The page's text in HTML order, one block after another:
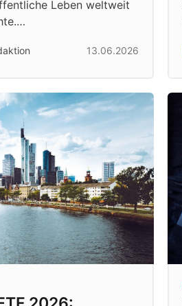
Leben weltweit
13.06.2026